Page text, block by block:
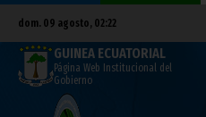
dom. 09 agosto, 02:22
GUINEA ECUATORIAL
Página Web Institucional del
Gobierno